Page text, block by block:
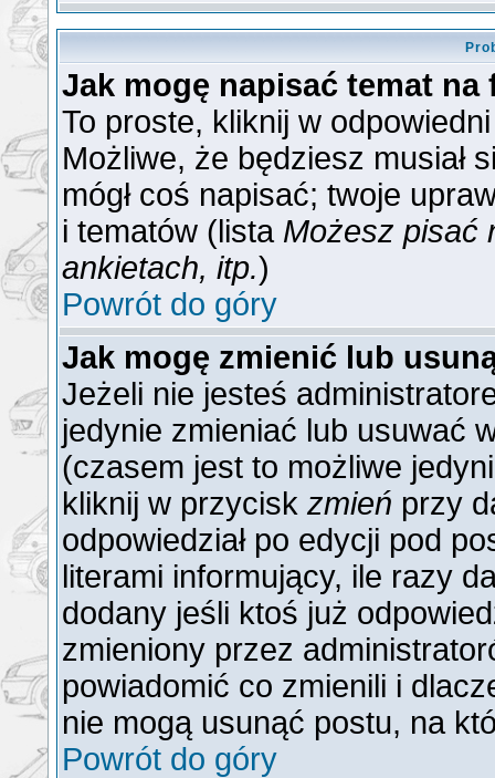
Jak mogę napisać temat na
To proste, kliknij w
Możliwe, że będziesz musiał
mógł coś napisać; twoje
i tematów (lista Możesz pisać
ankietach, itp.)
Powrót do góry
Jak mogę zmienić lub
Jeżeli nie jesteś
jedynie zmieniać lub usuwać
(czasem jest to możliwe
kliknij w przycisk zmień przy
odpowiedział po edycji pod
literami informujący, ile razy
dodany jeśli ktoś już
zmieniony przez
powiadomić co zmienili i
nie mogą usunąć postu, na
Powrót do góry